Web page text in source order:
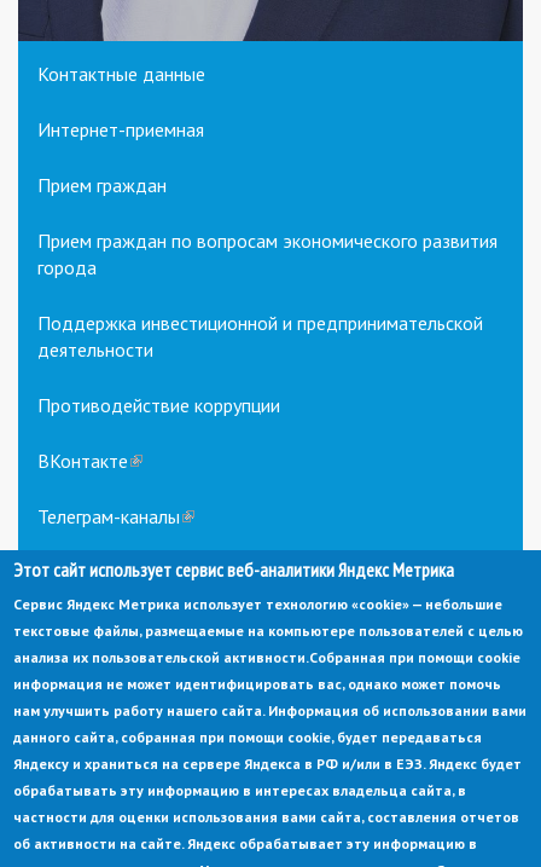
Контактные данные
Интернет-приемная
Прием граждан
Прием граждан по вопросам экономического развития
города
Поддержка инвестиционной и предпринимательской
деятельности
Противодействие коррупции
ВКонтакте(link
external)
Телеграм-каналы(link
external)
© Администрация города Заречный
Электронная почта:
adm@zarechny.zato.ru
sends
e-
mail)
Пензенская обл, г. Заречный, пр-кт. 30-летия Победы, д. 27, 442960
При публикации материалов сайта ссылка на источник обязательна.
Этот сайт использует сервис веб-аналитики Яндекс Метрика
Сервис Яндекс Метрика использует технологию «cookie» — небольшие
текстовые файлы, размещаемые на компьютере пользователей с целью
анализа их пользовательской активности.Собранная при помощи cookie
информация не может идентифицировать вас, однако может помочь
нам улучшить работу нашего сайта. Информация об использовании вами
данного сайта, собранная при помощи cookie, будет передаваться
Яндексу и храниться на сервере Яндекса в РФ и/или в ЕЭЗ. Яндекс будет
обрабатывать эту информацию в интересах владельца сайта, в
частности для оценки использования вами сайта, составления отчетов
об активности на сайте. Яндекс обрабатывает эту информацию в